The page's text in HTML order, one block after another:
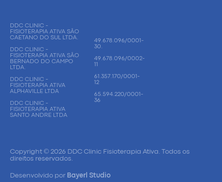
DDC CLINIC -
FISIOTERAPIA ATIVA SÃO
CAETANO DO SUL LTDA.
DDC CLINIC -
FISIOTERAPIA ATIVA SÃO
BERNADO DO CAMPO
LTDA.
DDC CLINIC -
FISIOTERAPIA ATIVA
ALPHAVILLE LTDA
DDC CLINIC -
FISIOTERAPIA ATIVA
SANTO ANDRE LTDA
49.678.096/0001-
30.
49.678.096/0002-
11
61.357.170/0001-
12
65.594.220/0001-
36
Copyright © 2026 DDC Clinic Fisioterapia Ativa. Todos os
direitos reservados.
Desenvolvido por Bayerl Studio